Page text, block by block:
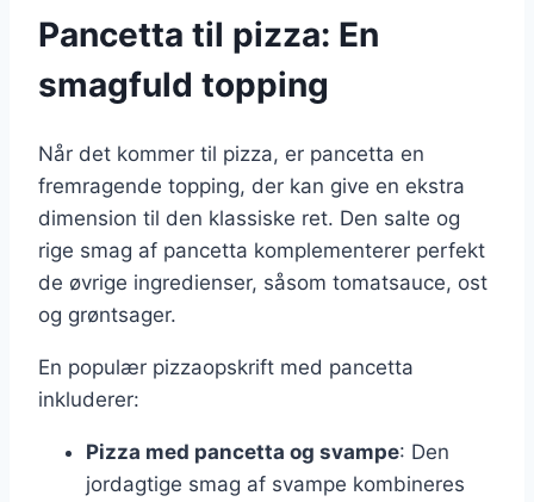
Pancetta til pizza: En
smagfuld topping
Når det kommer til pizza, er pancetta en
fremragende topping, der kan give en ekstra
dimension til den klassiske ret. Den salte og
rige smag af pancetta komplementerer perfekt
de øvrige ingredienser, såsom tomatsauce, ost
og grøntsager.
En populær pizzaopskrift med pancetta
inkluderer:
Pizza med pancetta og svampe: Den
jordagtige smag af svampe kombineres